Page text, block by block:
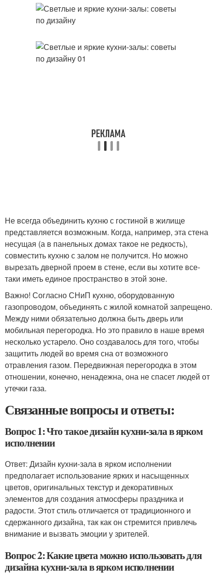
Не всегда объединить кухню с гостиной в жилище
представляется возможным. Когда, например, эта стена
несущая (а в панельных домах такое не редкость),
совместить кухню с залом не получится. Но можно
вырезать дверной проем в стене, если вы хотите все-
таки иметь единое пространство в этой зоне.
Важно! Согласно СНиП кухню, оборудованную
газопроводом, объединять с жилой комнатой запрещено.
Между ними обязательно должна быть дверь или
мобильная перегородка. Но это правило в наше время
несколько устарело. Оно создавалось для того, чтобы
защитить людей во время сна от возможного
отравления газом. Передвижная перегородка в этом
отношении, конечно, ненадежна, она не спасет людей от
утечки газа.
Связанные вопросы и ответы:
Вопрос 1: Что такое дизайн кухни-зала в ярком
исполнении
Ответ: Дизайн кухни-зала в ярком исполнении
предполагает использование ярких и насыщенных
цветов, оригинальных текстур и декоративных
элементов для создания атмосферы праздника и
радости. Этот стиль отличается от традиционного и
сдержанного дизайна, так как он стремится привлечь
внимание и вызвать эмоции у зрителей.
Вопрос 2: Какие цвета можно использовать для
дизайна кухни-зала в ярком исполнении